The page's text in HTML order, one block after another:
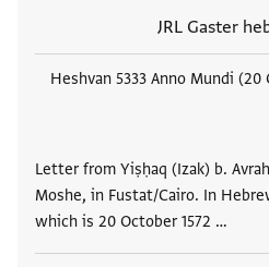
JRL Gaster
13 Heshvan 5333 Anno Mundi
Letter from Yiṣḥaq (Izak) b.
Moshe, in Fustat/Cairo. In
which is 20 October 1572 …